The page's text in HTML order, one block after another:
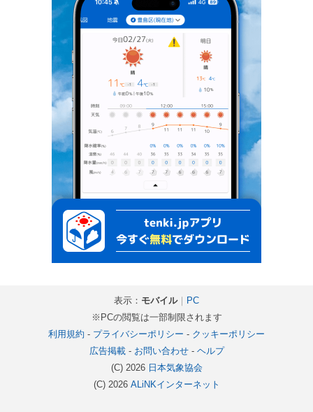
表示： モバイル｜ PC
※PCの閲覧は一部制限されます
利用規約 - プライバシーポリシー - クッキーポリシー
広告掲載- お問い合わせ- ヘルプ
(C) 2026 日本気象協会
(C) 2026 ALiNKインターネット